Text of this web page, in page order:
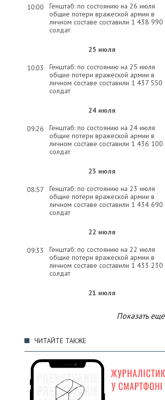
10:00
Генштаб: по состоянию на 26 июля
общие потери вражеской армии в
личном составе составили 1 438 990
солдат
25 июля
10:03
Генштаб: по состоянию на 25 июля
общие потери вражеской армии в
личном составе составили 1 437 550
солдат
24 июля
09:26
Генштаб: по состоянию на 24 июля
общие потери вражеской армии в
личном составе составили 1 436 100
солдат
23 июля
08:57
Генштаб: по состоянию на 23 июля
общие потери вражеской армии в
личном составе составили 1 434 690
солдат
22 июля
09:33
Генштаб: по состоянию на 22 июля
общие потери вражеской армии в
личном составе составили 1 433 230
солдат
21 июля
общие потери вражеской армии в
20 июля
Генштаб: по состоянию на 20 июля
общие потери вражеской армии в
личном составе составили 1 430 530
солдат
Показать еще
ЧИТАЙТЕ ТАКЖЕ